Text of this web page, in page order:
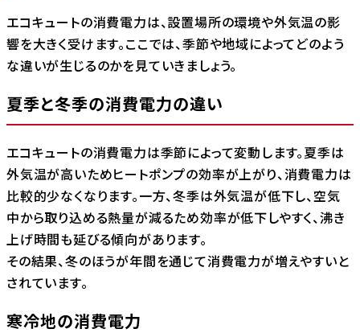
エコキュートの消費電力は、設置場所の環境や外気温の影
響を大きく受けます。ここでは、季節や地域によってどのよう
な違いが生じるのかを見ていきましょう。
夏季と冬季の消費電力の違い
エコキュートの消費電力は季節によって変動します。夏季は
外気温が高いためヒートポンプの効率が上がり、消費電力は
比較的少なくなります。一方、冬季は外気温が低下し、空気
中から取り込める熱量が減るため効率が低下しやすく、沸き
上げ時間も延びる傾向があります。
その結果、冬のほうが年間を通じて消費電力が増えやすいと
されています。
寒冷地の消費電力